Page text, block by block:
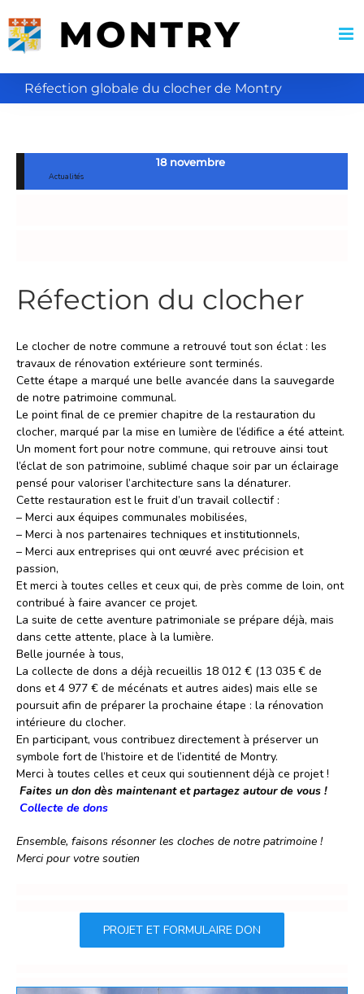
au
contenu
Réfection globale du clocher de Montry
18 novembre
Actualités
Réfection du clocher
Le clocher de notre commune a retrouvé tout son éclat : les
travaux de rénovation extérieure sont terminés.
Cette étape a marqué une belle avancée dans la sauvegarde
de notre patrimoine communal.
Le point final de ce premier chapitre de la restauration du
clocher, marqué par la mise en lumière de l’édifice a été atteint.
Un moment fort pour notre commune, qui retrouve ainsi tout
l’éclat de son patrimoine, sublimé chaque soir par un éclairage
pensé pour valoriser l’architecture sans la dénaturer.
Cette restauration est le fruit d’un travail collectif :
– Merci aux équipes communales mobilisées,
– Merci à nos partenaires techniques et institutionnels,
– Merci aux entreprises qui ont œuvré avec précision et
passion,
Et merci à toutes celles et ceux qui, de près comme de loin, ont
contribué à faire avancer ce projet.
La suite de cette aventure patrimoniale se prépare déjà, mais
dans cette attente, place à la lumière.
Belle journée à tous,
La collecte de dons a déjà recueillis 18 012 € (13 035 € de
dons et 4 977 € de mécénats et autres aides) mais elle se
poursuit afin de préparer la prochaine étape : la rénovation
intérieure du clocher.
En participant, vous contribuez directement à préserver un
symbole fort de l’histoire et de l’identité de Montry.
Merci à toutes celles et ceux qui soutiennent déjà ce projet !
Faites un don dès maintenant et partagez autour de vous !
Collecte de dons
Ensemble, faisons résonner les cloches de notre patrimoine !
Merci pour votre soutien
PROJET ET FORMULAIRE DON